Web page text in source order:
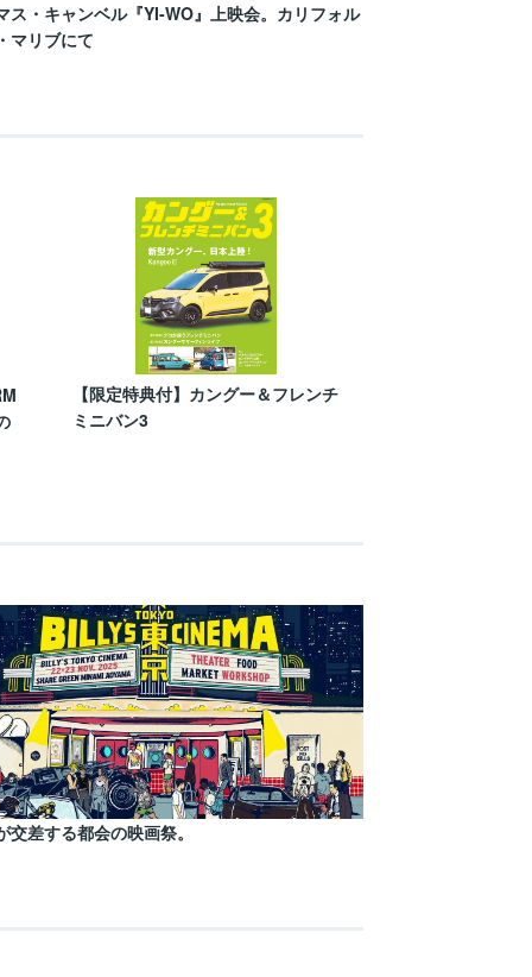
ス・キャンベル『YI-WO』上映会。カリフォル
マリブにて
【限定特典付】カングー＆フレンチ
ミニバン3
交差する都会の映画祭。